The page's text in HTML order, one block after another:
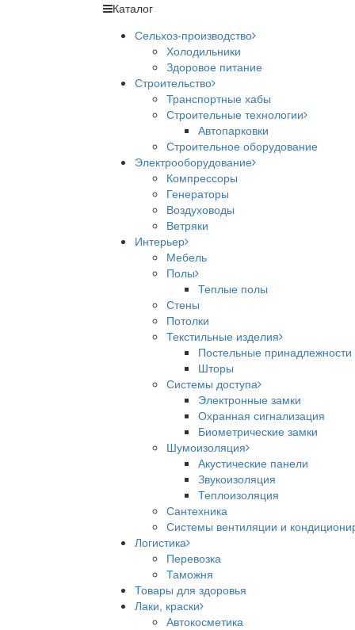
Каталог
Сельхоз-производство
Холодильники
Здоровое питание
Строительство
Транспортные хабы
Строительные технологии
Автопарковки
Строительное оборудование
Электрооборудование
Компрессоры
Генераторы
Воздуховоды
Ветряки
Интерьер
Мебель
Полы
Теплые полы
Стены
Потолки
Текстильные изделия
Постельные принадлежности
Шторы
Системы доступа
Электронные замки
Охранная сигнализация
Биометрические замки
Шумоизоляция
Акустические панели
Звукоизоляция
Теплоизоляция
Сантехника
Системы вентиляции и
Логистика
Перевозка
Таможня
Товары для здоровья
Лаки, краски
Автокосметика